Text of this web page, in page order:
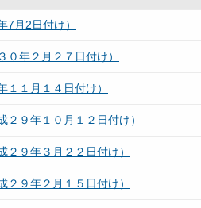
月2日付け）
年２月２７日付け）
１月１４日付け）
９年１０月１２日付け）
９年３月２２日付け）
９年２月１５日付け）